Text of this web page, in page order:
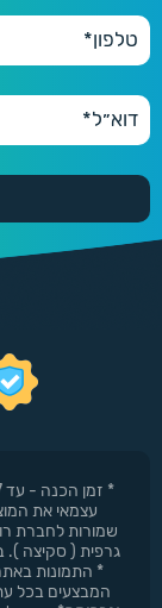
עצמאי את
שמורות לחברת
* התמונות
המבצעים בכל